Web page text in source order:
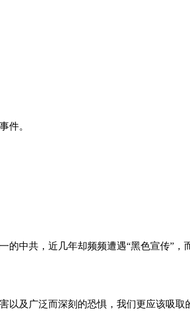
件。
中共，近几年却频频遭遇“黑色宣传”，
及广泛而深刻的恐惧，我们更应该吸